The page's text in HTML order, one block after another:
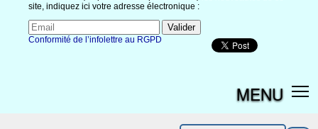
site, indiquez ici votre adresse électronique :
Conformité de l’infolettre au RGPD
MENU